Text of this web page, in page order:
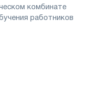
комбинате
работников